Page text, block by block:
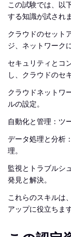
この試験では、以
する知識が試されま
クラウドのセット
ジ、ネットワーク
セキュリティとコ
し、クラウドのセ
クラウドネットワ
ルの設定。
自動化と管理：ツ
データ処理と分析
理。
監視とトラブルシ
発見と解決。
これらのスキルは
アップに役立ちます